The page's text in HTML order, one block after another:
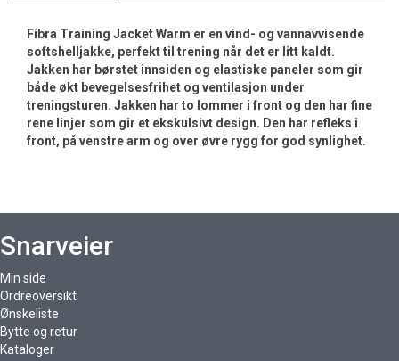
Fibra Training Jacket Warm er en vind- og vannavvisende
softshelljakke, perfekt til trening når det er litt kaldt.
Jakken har børstet innsiden og elastiske paneler som gir
både økt bevegelsesfrihet og ventilasjon under
treningsturen. Jakken har to lommer i front og den har fine
rene linjer som gir et ekskulsivt design. Den har refleks i
front, på venstre arm og over øvre rygg for god synlighet.
Snarveier
Min side
Ordreoversikt
Ønskeliste
Bytte og retur
Kataloger